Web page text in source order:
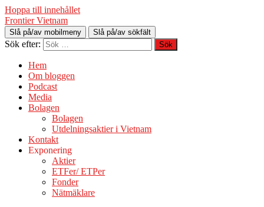
Hoppa till innehållet
Frontier Vietnam
Slå på/av mobilmeny Slå på/av sökfält
Sök efter:
Hem
Om bloggen
Podcast
Media
Bolagen
Bolagen
Utdelningsaktier i Vietnam
Kontakt
Exponering
Aktier
ETFer/ ETPer
Fonder
Nätmäklare